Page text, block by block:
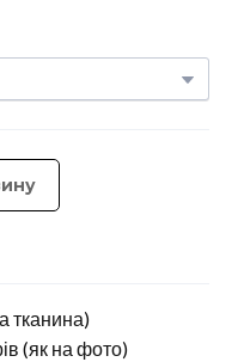
тканина)
(як на фото)